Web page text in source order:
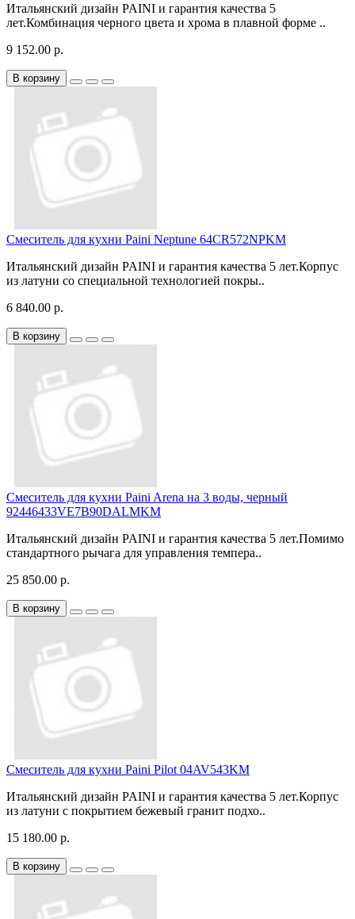
Итальянский дизайн PAINI и гарантия качества 5
лет.Комбинация черного цвета и хрома в плавной форме ..
9 152.00 р.
В корзину
Смеситель для кухни Paini Neptune 64CR572NPKM
Итальянский дизайн PAINI и гарантия качества 5 лет.Корпус
из латуни со специальной технологией покры..
6 840.00 р.
В корзину
Смеситель для кухни Paini Arena на 3 воды, черный
92446433VE7B90DALMKM
Итальянский дизайн PAINI и гарантия качества 5 лет.Помимо
стандартного рычага для управления темпера..
25 850.00 р.
В корзину
Смеситель для кухни Paini Pilot 04AV543KM
Итальянский дизайн PAINI и гарантия качества 5 лет.Корпус
из латуни с покрытием бежевый гранит подхо..
15 180.00 р.
В корзину